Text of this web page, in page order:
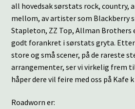
all hovedsak sørstats rock, country,
mellom, av artister som Blackberry
Stapleton, ZZ Top, Allman Brothers
godt forankret i sørstats gryta. Etter
store og små scener, på de rareste
arrangementer, ser vi virkelig frem
håper dere vil feire med oss på Kafe
Roadworn er: